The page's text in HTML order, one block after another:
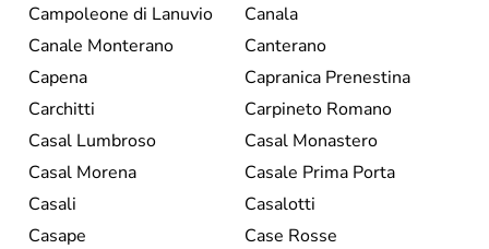
Campoleone di Lanuvio
Canala
Canale Monterano
Canterano
Capena
Capranica Prenestina
Carchitti
Carpineto Romano
Casal Lumbroso
Casal Monastero
Casal Morena
Casale Prima Porta
Casali
Casalotti
Casape
Case Rosse